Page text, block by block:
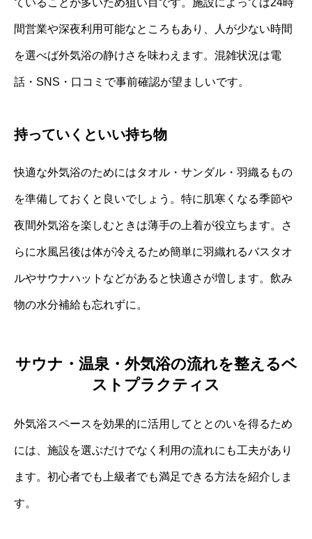
ていることが多いため狙い目です。施設によっては24時
間営業や深夜利用可能なところもあり、人が少ない時間
を選べば外気浴の静けさを味わえます。混雑状況は電
話・SNS・口コミで事前確認が望ましいです。
持っていくといい持ち物
快適な外気浴のためにはタオル・サンダル・羽織るもの
を準備しておくと良いでしょう。特に肌寒くなる季節や
夜間外気浴を楽しむときは薄手の上着が役立ちます。さ
らに水風呂後は体が冷えるため簡単に羽織れるバスタオ
ルやサウナハットなどがあると快適さが増します。飲み
物の水分補給も忘れずに。
サウナ・温泉・外気浴の流れを整えるベ
ストプラクティス
外気浴スペースを効果的に活用してととのいを得るため
には、施設を選ぶだけでなく利用の流れにも工夫があり
ます。初心者でも上級者でも満足できる方法を紹介しま
す。